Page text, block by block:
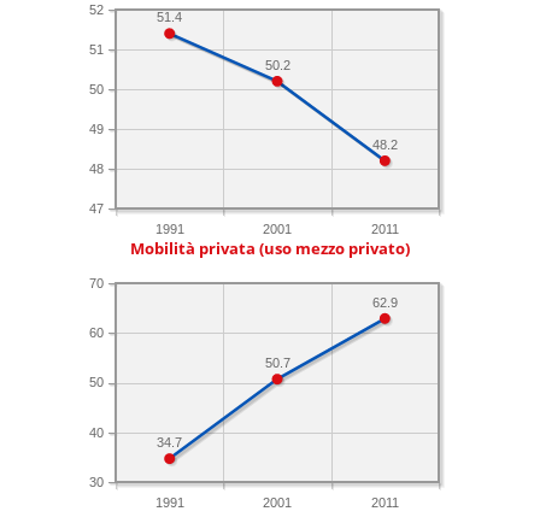
1991 2001 2011
47
48
49
50
51
52
48.2
50.2
51.4
Mobilità privata (uso mezzo privato)
1991 2001 2011
30
40
50
60
70
62.9
50.7
34.7